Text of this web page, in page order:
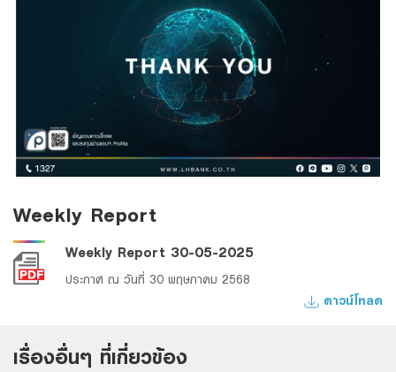
Weekly Report
Weekly Report 30-05-2025
ประกาศ ณ วันที่ 30 พฤษภาคม 2568
ดาวน์โหลด
เรื่องอื่นๆ ที่เกี่ยวข้อง